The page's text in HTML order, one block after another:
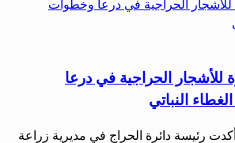
بذرة للأشجار الحراجية في درعا
النباتي
أكدت رئيسة دائرة الحراج في مديرية زراعة